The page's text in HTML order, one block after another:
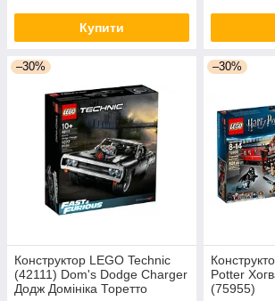
Купити
–30%
Конструктор LEGO Technic
(42111) Dom's Dodge Charger
Додж Домініка Торетто
–30%
Potter
(75955)